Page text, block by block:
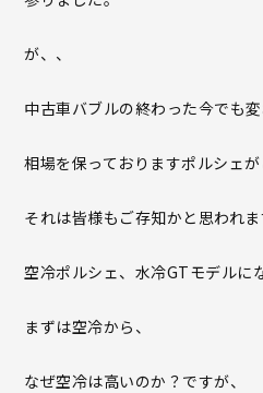
が、、
中古車バブルの終わった今でも
相場を保っておりますポルシェが
それは皆様もご存知かと思われま
空冷ポルシェ、水冷GTモデルに
まずは空冷から、
なぜ空冷は高いのか？ですが、